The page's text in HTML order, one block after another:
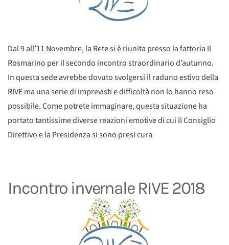
Dal 9 all’11 Novembre, la Rete si è riunita presso la fattoria Il
Rosmarino per il secondo incontro straordinario d’autunno.
In questa sede avrebbe dovuto svolgersi il raduno estivo della
RIVE ma una serie di imprevisti e difficoltà non lo hanno reso
possibile. Come potrete immaginare, questa situazione ha
portato tantissime diverse reazioni emotive di cui il Consiglio
Direttivo e la Presidenza si sono presi cura
Incontro invernale RIVE 2018